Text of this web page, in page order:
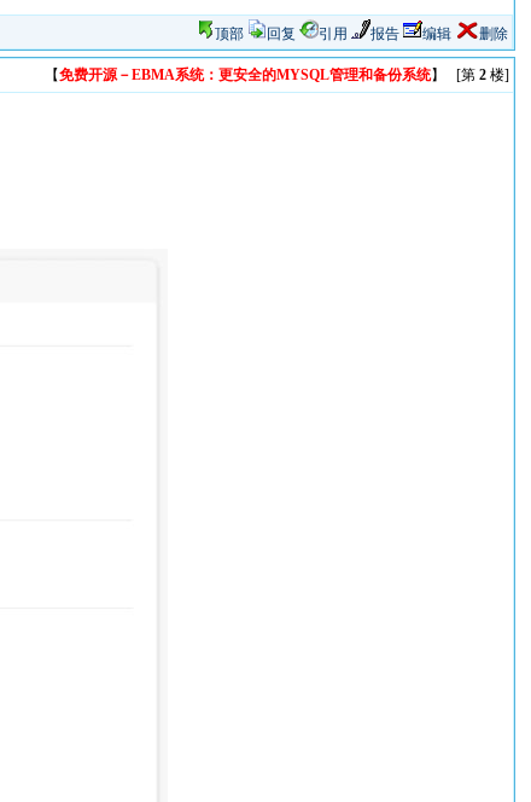
顶部 回复 引用 报告 编辑 删除
【免费开源－EBMA系统：更安全的MYSQL管理和备份系统】 [第 2楼]